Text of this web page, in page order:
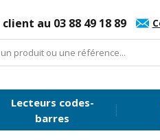
au 03 88 49 18 89
Lecteurs codes-
barres